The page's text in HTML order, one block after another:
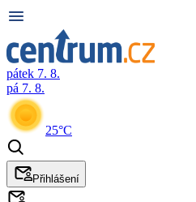
pátek 7. 8.
pá 7. 8.
25°C
Přihlášení